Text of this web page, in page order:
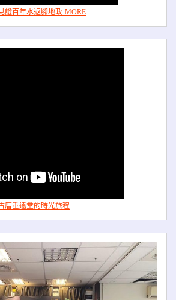
證百年水返腳地政-MORE
厝垂遠堂的時光旅程